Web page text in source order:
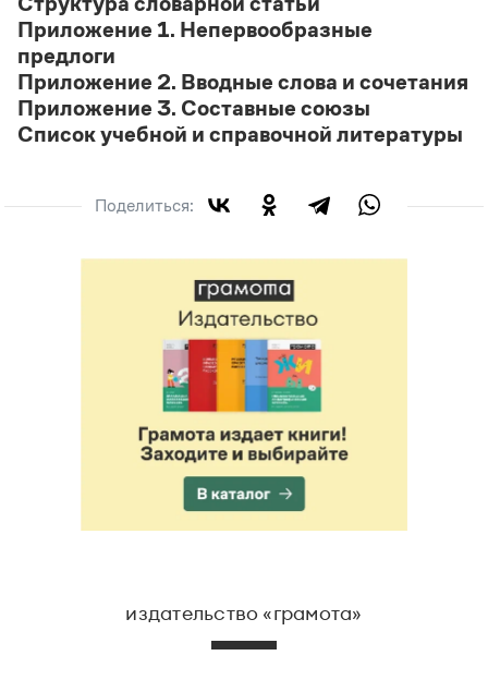
Приложение 1. Непервообразные
предлоги
Приложение 2. Вводные слова и сочетания
Приложение 3. Составные союзы
Список учебной и справочной литературы
Поделиться:
издательство «грамота»